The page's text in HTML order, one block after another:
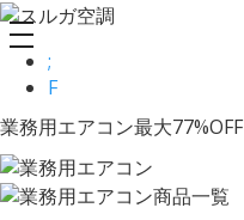
;
F
toggle
navigation
業務用エアコン最大77%OFF